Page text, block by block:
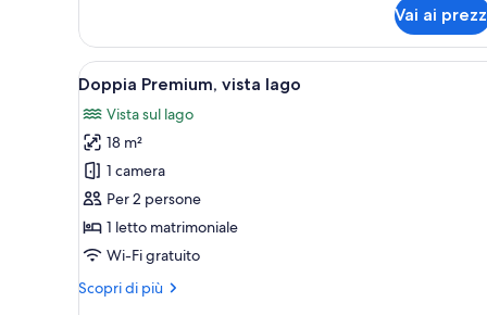
Comfort,
patio,
al
piano
terra
Vai ai
Apri
tutte
le
foto
per
Doppia
Premium,
vista
Una camera d'albergo con
5
Doppia Premium, vista lago
Vista sul lago
18 m²
1 camera
Per 2 persone
1 letto matrimoniale
Wi-Fi gratuito
Scopri di più
Altri